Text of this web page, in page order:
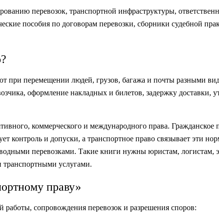
перевозок, транспортной инфраструктуры,
пособия по договорам перевозки, сборники судебной
при перемещении людей, грузов, багажа и почты разными
оформление накладных и билетов, задержку доставки,
коммерческого и международного права. Гражданское
контроль и допуски, а транспортное право связывает эти
перевозками. Такие книги нужны юристам, логистам,
транспортными услугами.
праву»
работы, сопровождения перевозок и разрешения споров: